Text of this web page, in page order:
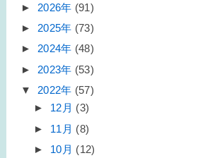
► 2026年 (91)
► 2025年 (73)
► 2024年 (48)
► 2023年 (53)
▼ 2022年 (57)
► 12月 (3)
► 11月 (8)
► 10月 (12)